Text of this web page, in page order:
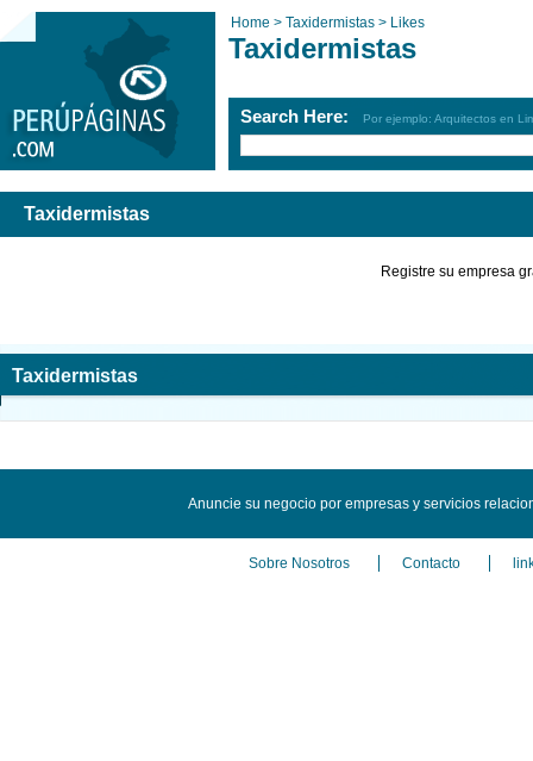
Home > Taxidermistas > Likes
Taxidermistas
Search Here: Por ejemplo: Arquitectos en
Taxidermistas
Registre su empresa
Taxidermistas
Anuncie su negocio por empresas y servicios
Sobre Nosotros Contacto